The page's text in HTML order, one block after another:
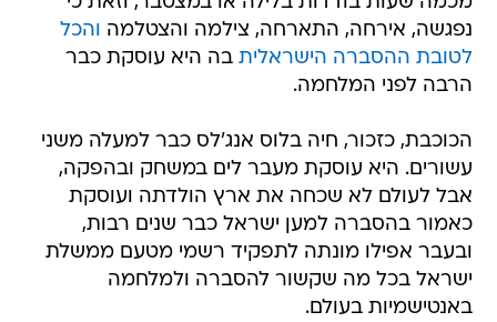
נפגשה, אירחה, התארחה, צילמה והצטלמה והכל
לטובת ההסברה הישראלית בה היא עוסקת כבר
הרבה לפני המלחמה.
הכוכבת, כזכור, חיה בלוס אנג'לס כבר למעלה משני
עשורים. היא עוסקת מעבר לים במשחק ובהפקה,
אבל לעולם לא שכחה את ארץ הולדתה ועוסקת
כאמור בהסברה למען ישראל כבר שנים רבות,
ובעבר אפילו מונתה לתפקיד רשמי מטעם ממשלת
ישראל בכל מה שקשור להסברה ולמלחמה
באנטישמיות בעולם.